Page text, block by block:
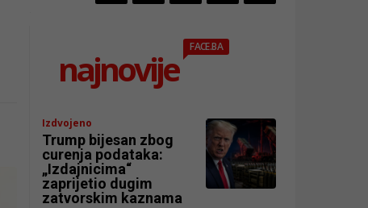
najnovije
FACE.BA
Izdvojeno
Trump bijesan zbog
curenja podataka:
„Izdajnicima“
zaprijetio dugim
zatvorskim kaznama